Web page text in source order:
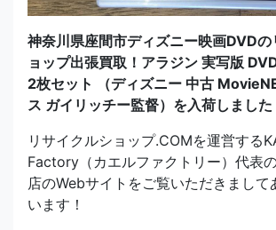
神奈川県座間市ディズニー映画DVD
ョップ出張買取！アラジン 実写版
2枚セット （ディズニー 中古
ス ガイリッチー監督）を入荷しました
リサイクルショップ.COMを運営する
Factory（カエルファクトリー）代表
店のWebサイトをご覧いただきまして
います！